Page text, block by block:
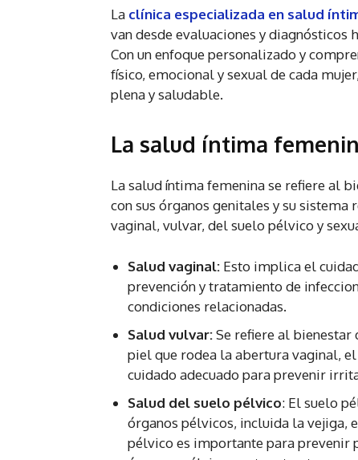
La clínica especializada en salud
van desde evaluaciones y diagnósticos
Con un enfoque personalizado y
físico, emocional y sexual de cada
plena y saludable.
La salud íntima
La salud íntima femenina se refiere al
con sus órganos genitales y su
vaginal, vulvar, del suelo pélvico y
Salud vaginal: Esto implica el
prevención y tratamiento de
condiciones relacionadas.
Salud vulvar:Se refiere al
piel que rodea la abertura vaginal,
cuidado adecuado para prevenir
Salud del suelo pélvico: El suelo
órganos pélvicos, incluida la vejiga,
pélvico es importante para prevenir